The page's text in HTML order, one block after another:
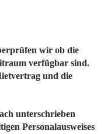
wir ob die
verfügbar sind.
und die
unterschrieben
Personalausweises